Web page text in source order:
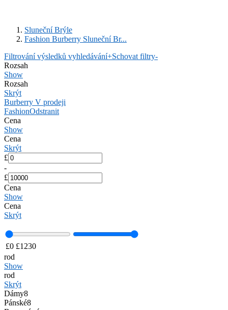
Sluneční Brýle
Fashion Burberry Sluneční Br...
Filtrování výsledků vyhledávání+Schovat filtry-
Rozsah
Show
Rozsah
Skrýt
Burberry V prodeji
FashionOdstranit
Cena
Show
Cena
Skrýt
£
-
£
Cena
Show
Cena
Skrýt
£0 £1230
rod
Show
rod
Skrýt
Dámy8
Pánské8